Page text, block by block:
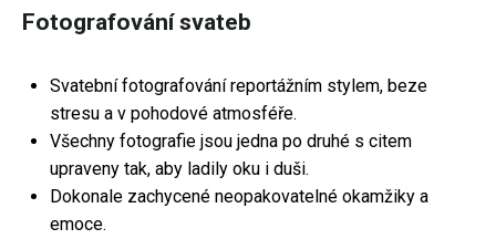
Firemní focení
Dokument
Fotografování svateb
Svatební fotografování reportážním stylem, beze
stresu a v pohodové atmosféře.
Všechny fotografie jsou jedna po druhé s citem
upraveny tak, aby ladily oku i duši.
Dokonale zachycené neopakovatelné okamžiky a
emoce.